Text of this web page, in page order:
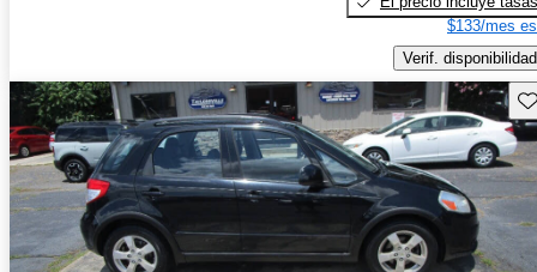
$133/mes
Verif. disponibilidad